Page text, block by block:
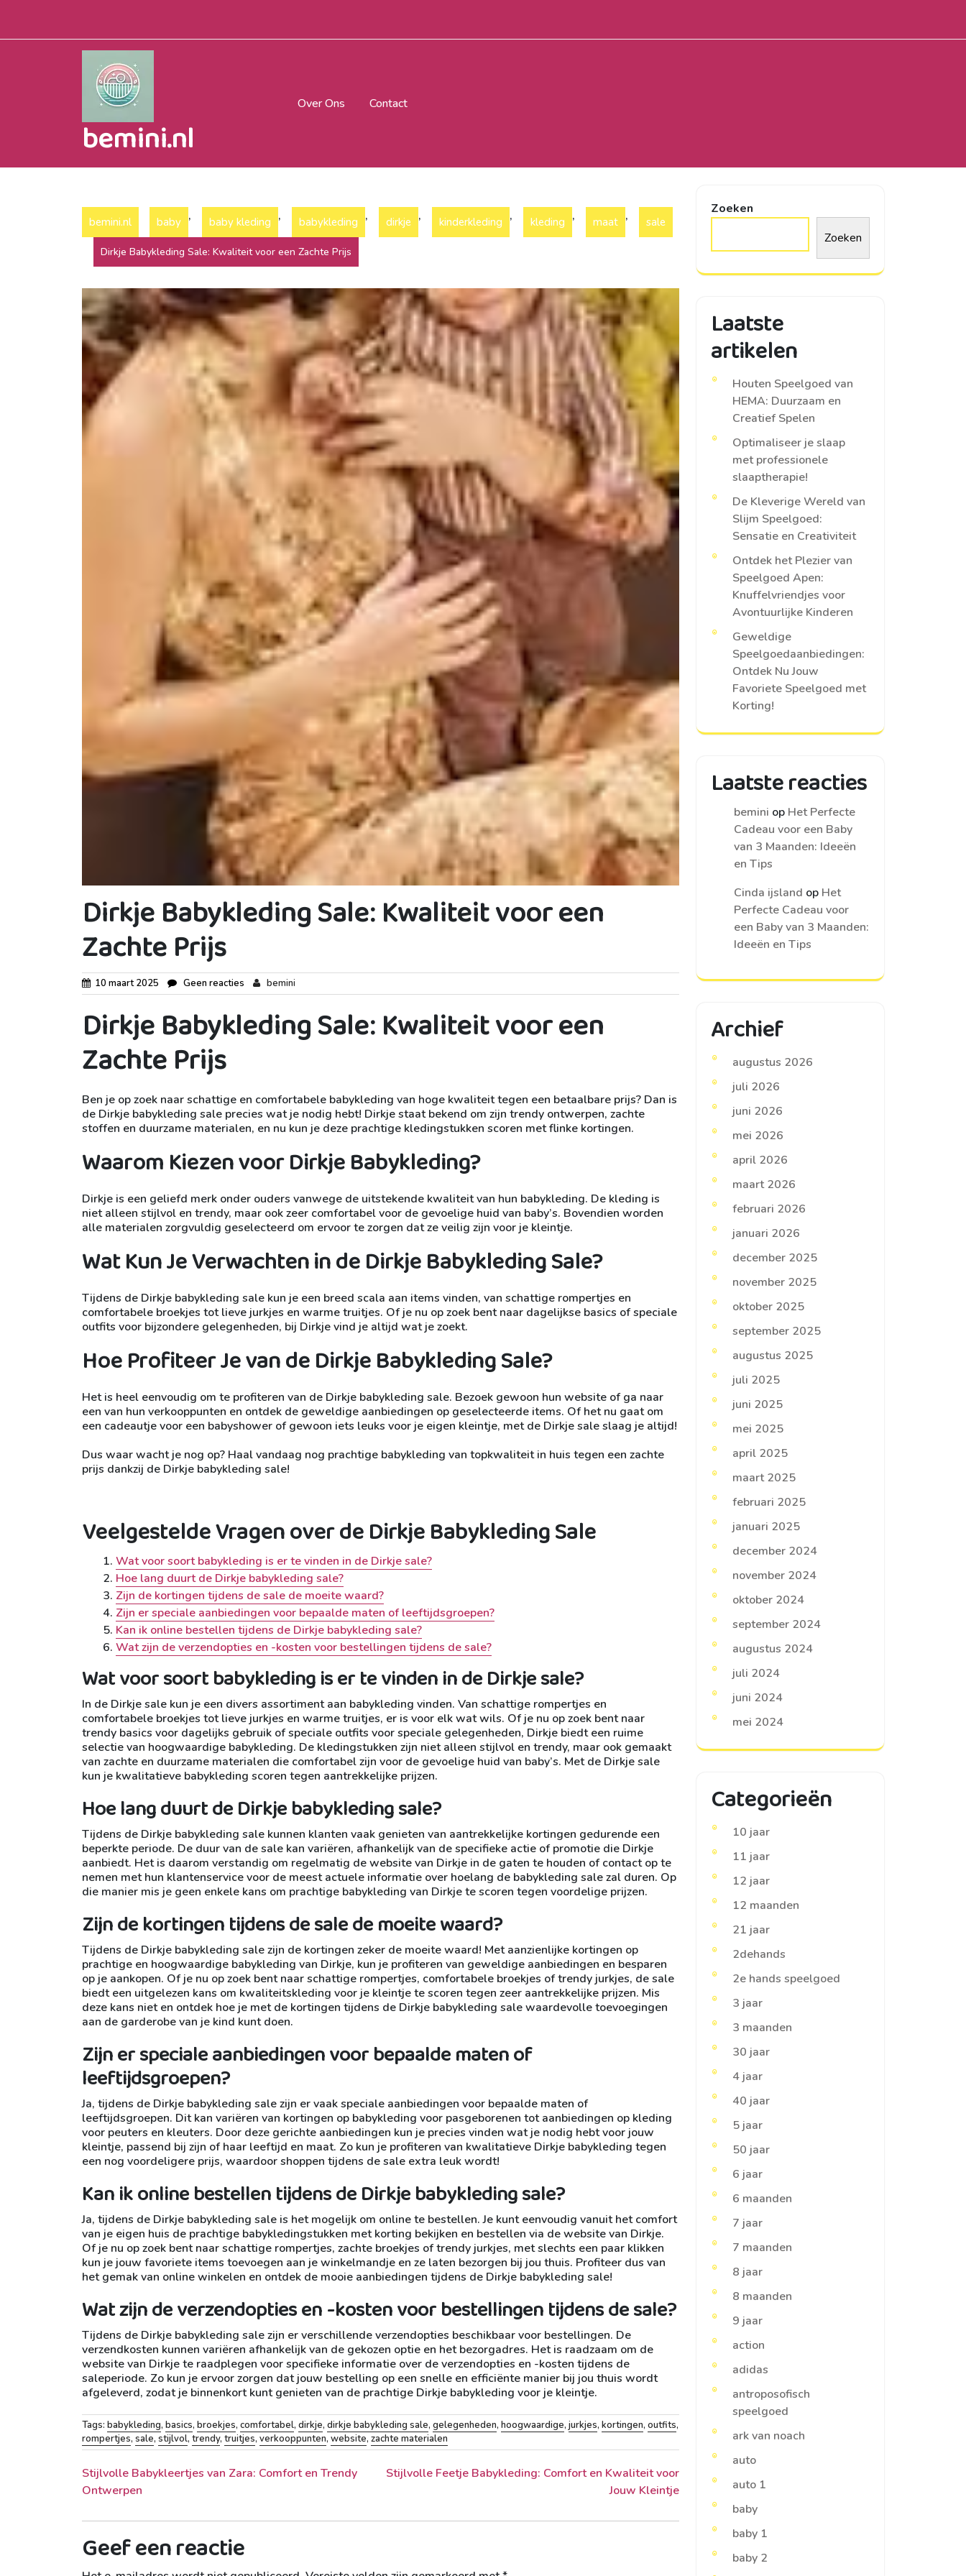
inhoud
bemini.nl
Over Ons Contact
bemini.nl baby , baby kleding , babykleding , dirkje , kinderkleding , kleding , maat , sale
Dirkje Babykleding Sale: Kwaliteit voor een Zachte Prijs
Dirkje Babykleding Sale: Kwaliteit voor een
Zachte Prijs
10 maart 2025 Geen reacties bemini
Dirkje Babykleding Sale: Kwaliteit voor een
Zachte Prijs
Ben je op zoek naar schattige en comfortabele babykleding van hoge kwaliteit tegen een betaalbare prijs? Dan is
de Dirkje babykleding sale precies wat je nodig hebt! Dirkje staat bekend om zijn trendy ontwerpen, zachte
stoffen en duurzame materialen, en nu kun je deze prachtige kledingstukken scoren met flinke kortingen.
Waarom Kiezen voor Dirkje Babykleding?
Dirkje is een geliefd merk onder ouders vanwege de uitstekende kwaliteit van hun babykleding. De kleding is
niet alleen stijlvol en trendy, maar ook zeer comfortabel voor de gevoelige huid van baby’s. Bovendien worden
alle materialen zorgvuldig geselecteerd om ervoor te zorgen dat ze veilig zijn voor je kleintje.
Wat Kun Je Verwachten in de Dirkje Babykleding Sale?
Tijdens de Dirkje babykleding sale kun je een breed scala aan items vinden, van schattige rompertjes en
comfortabele broekjes tot lieve jurkjes en warme truitjes. Of je nu op zoek bent naar dagelijkse basics of speciale
outfits voor bijzondere gelegenheden, bij Dirkje vind je altijd wat je zoekt.
Hoe Profiteer Je van de Dirkje Babykleding Sale?
Het is heel eenvoudig om te profiteren van de Dirkje babykleding sale. Bezoek gewoon hun website of ga naar
een van hun verkooppunten en ontdek de geweldige aanbiedingen op geselecteerde items. Of het nu gaat om
een cadeautje voor een babyshower of gewoon iets leuks voor je eigen kleintje, met de Dirkje sale slaag je altijd!
Dus waar wacht je nog op? Haal vandaag nog prachtige babykleding van topkwaliteit in huis tegen een zachte
prijs dankzij de Dirkje babykleding sale!
Veelgestelde Vragen over de Dirkje Babykleding Sale
Wat voor soort babykleding is er te vinden in de Dirkje sale?
Hoe lang duurt de Dirkje babykleding sale?
Zijn de kortingen tijdens de sale de moeite waard?
Zijn er speciale aanbiedingen voor bepaalde maten of leeftijdsgroepen?
Kan ik online bestellen tijdens de Dirkje babykleding sale?
Wat zijn de verzendopties en -kosten voor bestellingen tijdens de sale?
Wat voor soort babykleding is er te vinden in de Dirkje sale?
In de Dirkje sale kun je een divers assortiment aan babykleding vinden. Van schattige rompertjes en
comfortabele broekjes tot lieve jurkjes en warme truitjes, er is voor elk wat wils. Of je nu op zoek bent naar
trendy basics voor dagelijks gebruik of speciale outfits voor speciale gelegenheden, Dirkje biedt een ruime
selectie van hoogwaardige babykleding. De kledingstukken zijn niet alleen stijlvol en trendy, maar ook gemaakt
van zachte en duurzame materialen die comfortabel zijn voor de gevoelige huid van baby’s. Met de Dirkje sale
kun je kwalitatieve babykleding scoren tegen aantrekkelijke prijzen.
Hoe lang duurt de Dirkje babykleding sale?
Tijdens de Dirkje babykleding sale kunnen klanten vaak genieten van aantrekkelijke kortingen gedurende een
beperkte periode. De duur van de sale kan variëren, afhankelijk van de specifieke actie of promotie die Dirkje
aanbiedt. Het is daarom verstandig om regelmatig de website van Dirkje in de gaten te houden of contact op te
nemen met hun klantenservice voor de meest actuele informatie over hoelang de babykleding sale zal duren. Op
die manier mis je geen enkele kans om prachtige babykleding van Dirkje te scoren tegen voordelige prijzen.
Zijn de kortingen tijdens de sale de moeite waard?
Tijdens de Dirkje babykleding sale zijn de kortingen zeker de moeite waard! Met aanzienlijke kortingen op
prachtige en hoogwaardige babykleding van Dirkje, kun je profiteren van geweldige aanbiedingen en besparen
op je aankopen. Of je nu op zoek bent naar schattige rompertjes, comfortabele broekjes of trendy jurkjes, de sale
biedt een uitgelezen kans om kwaliteitskleding voor je kleintje te scoren tegen zeer aantrekkelijke prijzen. Mis
deze kans niet en ontdek hoe je met de kortingen tijdens de Dirkje babykleding sale waardevolle toevoegingen
aan de garderobe van je kind kunt doen.
Zijn er speciale aanbiedingen voor bepaalde maten of
leeftijdsgroepen?
Ja, tijdens de Dirkje babykleding sale zijn er vaak speciale aanbiedingen voor bepaalde maten of
leeftijdsgroepen. Dit kan variëren van kortingen op babykleding voor pasgeborenen tot aanbiedingen op kleding
voor peuters en kleuters. Door deze gerichte aanbiedingen kun je precies vinden wat je nodig hebt voor jouw
kleintje, passend bij zijn of haar leeftijd en maat. Zo kun je profiteren van kwalitatieve Dirkje babykleding tegen
een nog voordeligere prijs, waardoor shoppen tijdens de sale extra leuk wordt!
Kan ik online bestellen tijdens de Dirkje babykleding sale?
Ja, tijdens de Dirkje babykleding sale is het mogelijk om online te bestellen. Je kunt eenvoudig vanuit het comfort
van je eigen huis de prachtige babykledingstukken met korting bekijken en bestellen via de website van Dirkje.
Of je nu op zoek bent naar schattige rompertjes, zachte broekjes of trendy jurkjes, met slechts een paar klikken
kun je jouw favoriete items toevoegen aan je winkelmandje en ze laten bezorgen bij jou thuis. Profiteer dus van
het gemak van online winkelen en ontdek de mooie aanbiedingen tijdens de Dirkje babykleding sale!
Wat zijn de verzendopties en -kosten voor bestellingen tijdens de sale?
Tijdens de Dirkje babykleding sale zijn er verschillende verzendopties beschikbaar voor bestellingen. De
verzendkosten kunnen variëren afhankelijk van de gekozen optie en het bezorgadres. Het is raadzaam om de
website van Dirkje te raadplegen voor specifieke informatie over de verzendopties en -kosten tijdens de
saleperiode. Zo kun je ervoor zorgen dat jouw bestelling op een snelle en efficiënte manier bij jou thuis wordt
afgeleverd, zodat je binnenkort kunt genieten van de prachtige Dirkje babykleding voor je kleintje.
Tags: babykleding, basics, broekjes, comfortabel, dirkje, dirkje babykleding sale, gelegenheden, hoogwaardige, jurkjes, kortingen, outfits,
rompertjes, sale, stijlvol, trendy, truitjes, verkooppunten, website, zachte materialen
Berichtnavigatie
Stijlvolle Babykleertjes van Zara: Comfort en Trendy
Ontwerpen
Stijlvolle Feetje Babykleding: Comfort en Kwaliteit voor
Jouw Kleintje
Geef een reactie
Zoeken
Zoeken
Laatste
artikelen
Houten Speelgoed van
HEMA: Duurzaam en
Creatief Spelen
Optimaliseer je slaap
met professionele
slaaptherapie!
De Kleverige Wereld van
Slijm Speelgoed:
Sensatie en Creativiteit
Ontdek het Plezier van
Speelgoed Apen:
Knuffelvriendjes voor
Avontuurlijke Kinderen
Geweldige
Speelgoedaanbiedingen:
Ontdek Nu Jouw
Favoriete Speelgoed met
Korting!
Laatste reacties
bemini op Het Perfecte
Cadeau voor een Baby
van 3 Maanden: Ideeën
en Tips
Cinda ijsland op Het
Perfecte Cadeau voor
een Baby van 3 Maanden:
Ideeën en Tips
Archief
augustus 2026
juli 2026
juni 2026
mei 2026
april 2026
maart 2026
februari 2026
januari 2026
december 2025
november 2025
oktober 2025
september 2025
augustus 2025
juli 2025
juni 2025
mei 2025
april 2025
maart 2025
februari 2025
januari 2025
december 2024
november 2024
oktober 2024
september 2024
augustus 2024
juli 2024
juni 2024
mei 2024
Categorieën
10 jaar
11 jaar
12 jaar
12 maanden
21 jaar
2dehands
2e hands speelgoed
3 jaar
3 maanden
30 jaar
4 jaar
40 jaar
5 jaar
50 jaar
6 jaar
6 maanden
7 jaar
7 maanden
8 jaar
8 maanden
9 jaar
action
adidas
antroposofisch
speelgoed
ark van noach
auto
auto 1
baby
baby 1
baby 2